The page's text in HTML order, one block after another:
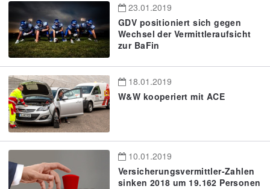
23.01.2019
GDV positioniert sich gegen
Wechsel der Vermittleraufsicht
zur BaFin
18.01.2019
W&W kooperiert mit ACE
10.01.2019
Versicherungsvermittler-Zahlen
sinken 2018 um 19.162 Personen